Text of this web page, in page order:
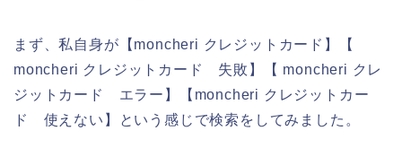
まず、私自身が【moncheri クレジットカード】【
moncheri クレジットカード 失敗】【 moncheri クレ
ジットカード エラー】【moncheri クレジットカー
ド 使えない】という感じで検索をしてみました。